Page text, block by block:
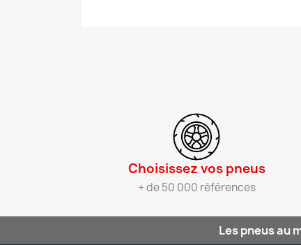
Choisissez vos pneus​
+ de 50 000 références
Les pneus au